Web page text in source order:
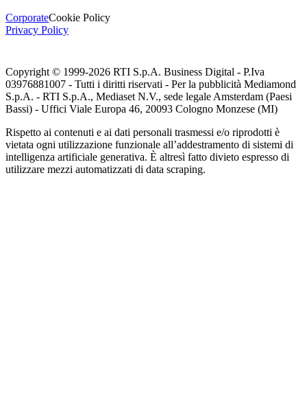
CorporateCookie Policy
Privacy Policy
Copyright © 1999-2026 RTI S.p.A. Business Digital - P.Iva
03976881007 - Tutti i diritti riservati - Per la pubblicità Mediamond
S.p.A. - RTI S.p.A., Mediaset N.V., sede legale Amsterdam (Paesi
Bassi) - Uffici Viale Europa 46, 20093 Cologno Monzese (MI)
Rispetto ai contenuti e ai dati personali trasmessi e/o riprodotti è
vietata ogni utilizzazione funzionale all’addestramento di sistemi di
intelligenza artificiale generativa. È altresì fatto divieto espresso di
utilizzare mezzi automatizzati di data scraping.